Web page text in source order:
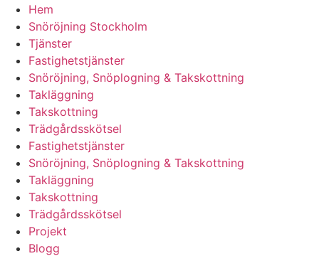
Hem
Snöröjning Stockholm
Tjänster
Fastighetstjänster
Snöröjning, Snöplogning & Takskottning
Takläggning
Takskottning
Trädgårdsskötsel
Fastighetstjänster
Snöröjning, Snöplogning & Takskottning
Takläggning
Takskottning
Trädgårdsskötsel
Projekt
Blogg